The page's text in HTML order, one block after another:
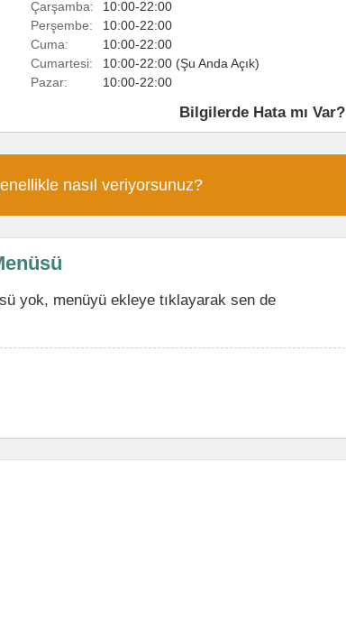
Çarşamba:
10:00-22:00
Perşembe:
10:00-22:00
Cuma:
10:00-22:00
Cumartesi:
10:00-22:00 (Şu Anda Açık)
Pazar:
10:00-22:00
Bilgilerde Hata mı Var?
nasıl veriyorsunuz?
yok, menüyü ekleye tıklayarak sen de